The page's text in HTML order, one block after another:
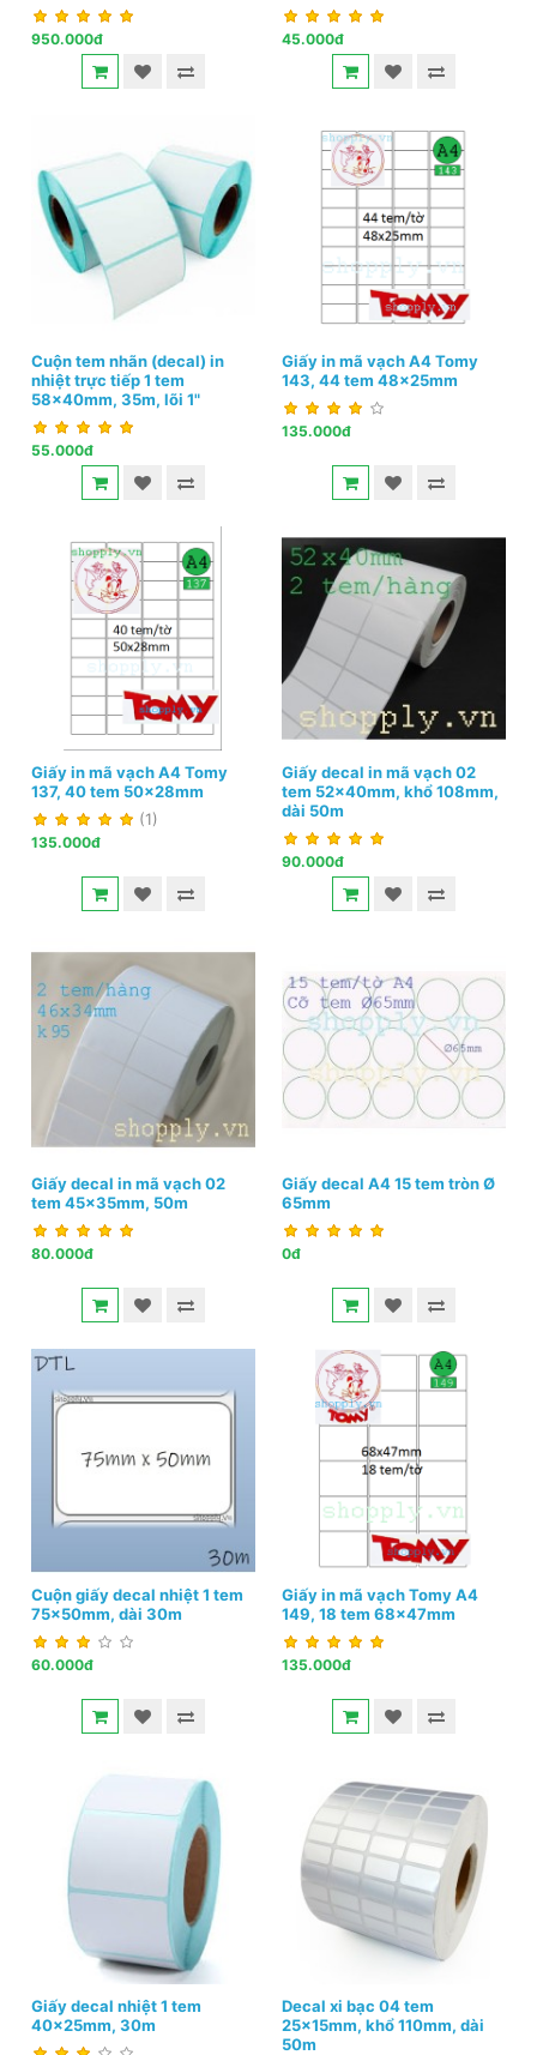
950.000đ 45.000đ
Cuộn tem nhãn (decal) in
nhiệt trực tiếp 1 tem
58x40mm, 35m, lõi 1"
55.000đ
Giấy in mã vạch A4 Tomy
143, 44 tem 48x25mm
135.000đ
Giấy in mã vạch A4 Tomy
137, 40 tem 50x28mm
(1)
135.000đ
Giấy decal in mã vạch 02
tem 52x40mm, khổ 108mm,
dài 50m
90.000đ
Giấy decal in mã vạch 02
tem 45x35mm, 50m
80.000đ
Giấy decal A4 15 tem tròn Ø
65mm
0đ
Cuộn giấy decal nhiệt 1 tem
75x50mm, dài 30m
60.000đ
Giấy in mã vạch Tomy A4
149, 18 tem 68x47mm
135.000đ
Giấy decal nhiệt 1 tem
40x25mm, 30m
Decal xi bạc 04 tem
25x15mm, khổ 110mm, dài
50m